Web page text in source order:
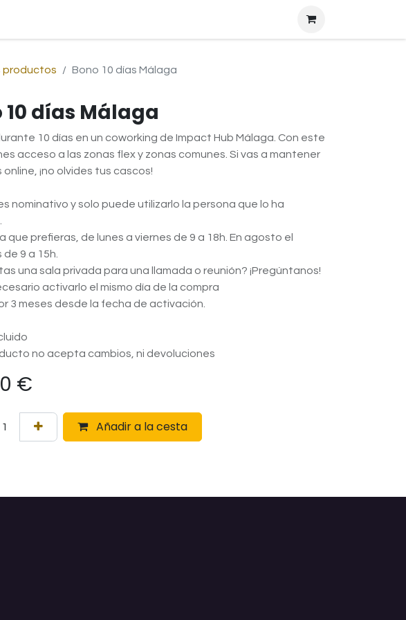
productos Bono 10 días Málaga
10 días Málaga
10 días en un coworking de Impact Hub Málaga. Con este
acceso a las zonas flex y zonas comunes. Si vas a mantener
online, ¡no olvides tus cascos!
nominativo y solo puede utilizarlo la persona que lo ha
que prefieras, de lunes a viernes de 9 a 18h. En agosto el
de 9 a 15h.
una sala privada para una llamada o reunión? ¡Pregúntanos!
activarlo el mismo día de la compra
3 meses desde la fecha de activación.
no acepta cambios, ni devoluciones
€
Añadir a la cesta